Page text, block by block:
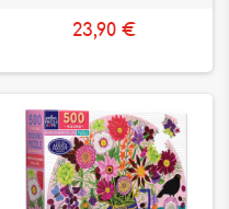
23,90 €